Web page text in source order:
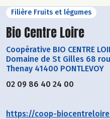
Filière Fruits et légumes
Découvrir le
Bio Centre Loire
Coopérative BIO CENTRE
Domaine de St Gilles 68
Thenay 41400 PONTLEVOY
02 09 86 40 24 00
https://coop-